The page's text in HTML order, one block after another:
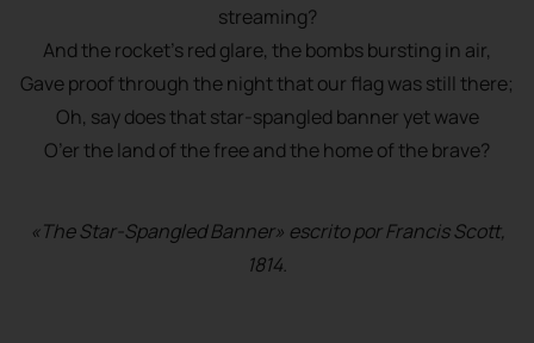
streaming?
And the rocket’s red glare, the bombs bursting in air,
Gave proof through the night that our flag was still there;
Oh, say does that star-spangled banner yet wave
O’er the land of the free and the home of the brave?
«The Star-Spangled Banner» escrito por Francis Scott,
1814.